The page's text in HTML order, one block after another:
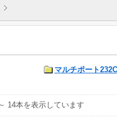
マルチポート
14本を表示しています